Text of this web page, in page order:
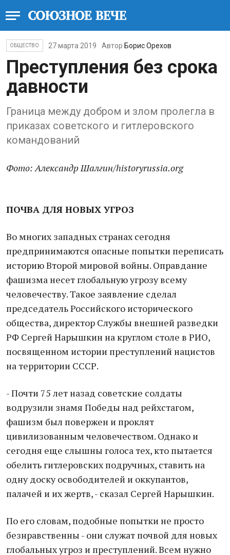
ОБЩЕСТВО 27 марта 2019 Автор Борис Орехов
Преступления без срока
давности
Граница между добром и злом пролегла в
приказах советского и гитлеровского
командований
Фото: Александр Шалгин/historyrussia.org
ПОЧВА ДЛЯ НОВЫХ УГРОЗ
Во многих западных странах сегодня
предпринимаются опасные попытки переписать
историю Второй мировой войны. Оправдание
фашизма несет глобальную угрозу всему
человечеству. Такое заявление сделал
председатель Российского исторического
общества, директор Службы внешней разведки
РФ Сергей Нарышкин на круглом столе в РИО,
посвященном истории преступлений нацистов
на территории СССР.
- Почти 75 лет назад советские солдаты
водрузили знамя Победы над рейхстагом,
фашизм был повержен и проклят
цивилизованным человечеством. Однако и
сегодня еще слышны голоса тех, кто пытается
обелить гитлеровских подручных, ставить на
одну доску освободителей и оккупантов,
палачей и их жертв, - сказал Сергей Нарышкин.
По его словам, подобные попытки не просто
безнравственны - они служат почвой для новых
глобальных угроз и преступлений. Всем нужно